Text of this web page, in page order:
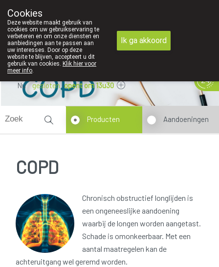
Nu gesloten opent om 13u30
Producten Aandoeningen
COPD
Chronisch obstructief longlijden is
een ongeneeslijke aandoening
waarbij de longen worden aangetast.
Schade is omonkeerbaar. Met een
aantal maatregelen kan de
achteruitgang wel geremd worden.
Cookies
Deze website maakt gebruik van
cookies om uw gebruikservaring te
verbeteren en om onze diensten en
aanbiedingen aan te passen aan
uw interesses. Door op deze
website te blijven, accepteert u dit
gebruik van cookies. Klik hier voor
meer info.
Ik ga akkoord